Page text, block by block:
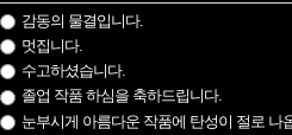
감동의 물결입니다.
멋집니다.
수고하셨습니다.
졸업 작품 하심을 축하드립니다.
눈부시게 아름다운 작품에 탄성이 절로 나